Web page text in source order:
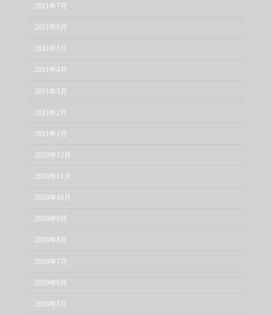
2011年7月
2011年6月
2011年5月
2011年4月
2011年3月
2011年2月
2011年1月
2010年12月
2010年11月
2010年10月
2010年9月
2010年8月
2010年7月
2010年6月
2010年5月